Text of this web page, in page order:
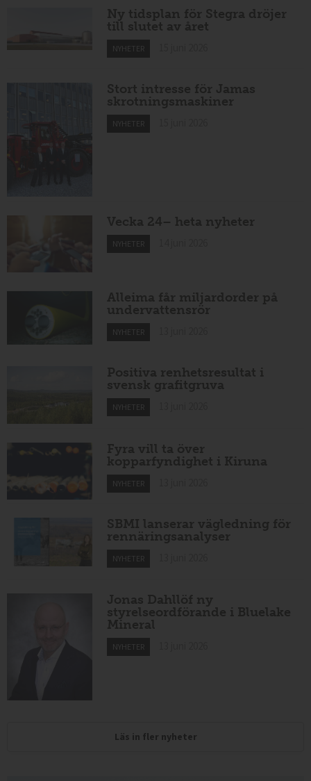
Ny tidsplan för Stegra dröjer
till slutet av året
NYHETER
Stort intresse för Jamas
skrotningsmaskiner
NYHETER
Vecka 24– heta nyheter
NYHETER
Alleima får miljardorder på
undervattensrör
NYHETER
Positiva renhetsresultat i
svensk grafitgruva
NYHETER
Fyra vill ta över
kopparfyndighet i Kiruna
NYHETER
SBMI lanserar vägledning för
rennäringsanalyser
NYHETER
Jonas Dahllöf ny
styrelseordförande i Bluelake
Mineral
NYHETER
Läs in fler nyheter